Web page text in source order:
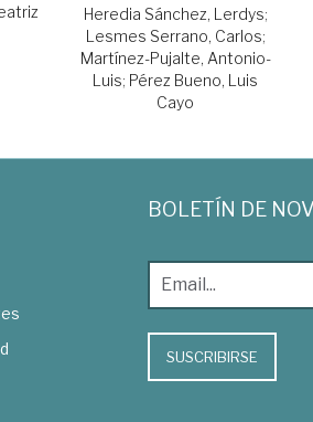
Heredia Sánchez, Lerdys;
Lesmes Serrano, Carlos;
Martínez-Pujalte, Antonio-
Luis; Pérez Bueno, Luis
Cayo
BOLETÍN DE
SUSCRIBIRSE